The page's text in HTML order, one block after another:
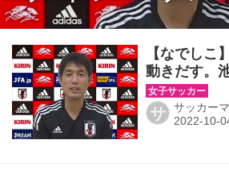
【なでしこ
動きだす。
「なでしこ
ク」
サ サッカー